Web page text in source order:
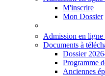
M'inscrire
Mon Dossier
Admission en ligne
Documents à
Dossier
Programme
Anciennes